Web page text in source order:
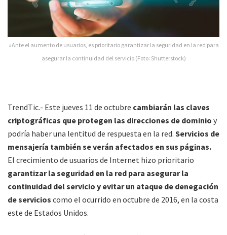
»Ante el aumento de usuarios, es prioritario garantizar la seguridad en la red para
asegurar la continuidad del servicio (Foto: Shutterstock)
TrendTic.- Este jueves 11 de octubre cambiarán las claves
criptográficas que protegen las direcciones de dominio y
podría haber una lentitud de respuesta en la red. Servicios de
mensajería también se verán afectados en sus páginas.
El crecimiento de usuarios de Internet hizo prioritario
garantizar la seguridad en la red para asegurar la
continuidad del servicio y evitar un ataque de denegación
de servicios como el ocurrido en octubre de 2016, en la costa
este de Estados Unidos.